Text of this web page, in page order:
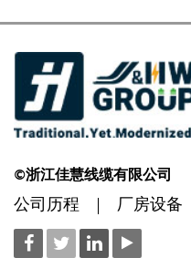
©浙江佳慧线缆有限公司
公司历程 厂房设备